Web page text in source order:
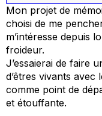
Mon projet de
choisi de me
m’intéresse depuis
froideur.
J’essaierai de faire
d’êtres vivants
comme point de
et étouffante.